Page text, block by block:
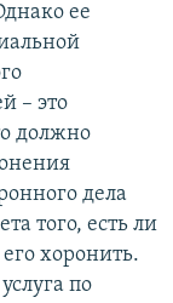
ее
– это
должно
дела
того, есть ли
хоронить.
по